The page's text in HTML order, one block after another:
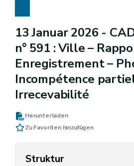
13 Januar 2026 -
n° 591 : Ville –
Enregistrement –
Incompétence
Irrecevabilité
Herunterladen
Zu Favoriten hinzufügen
Struktur